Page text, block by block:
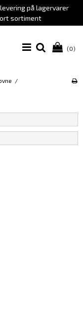
på lagervarer
sortiment
(0)
/